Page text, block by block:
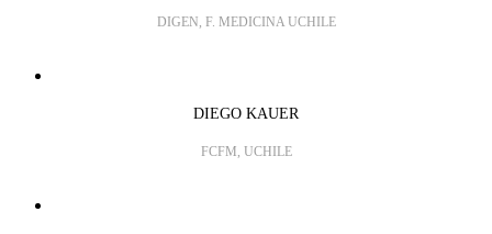
DIGEN, F. MEDICINA UCHILE
DIEGO KAUER
FCFM, UCHILE